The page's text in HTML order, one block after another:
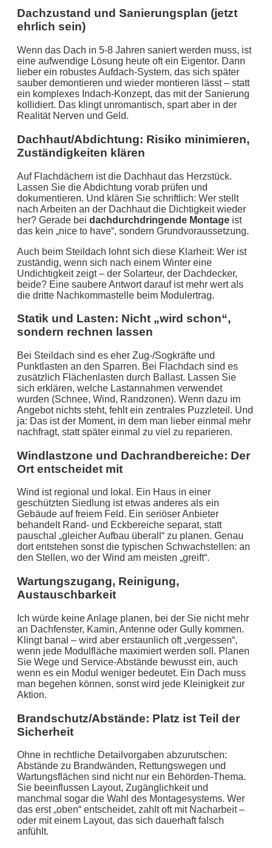
Dachzustand und Sanierungsplan (jetzt
ehrlich sein)
Wenn das Dach in 5-8 Jahren saniert werden muss, ist
eine aufwendige Lösung heute oft ein Eigentor. Dann
lieber ein robustes Aufdach-System, das sich später
sauber demontieren und wieder montieren lässt – statt
ein komplexes Indach-Konzept, das mit der Sanierung
kollidiert. Das klingt unromantisch, spart aber in der
Realität Nerven und Geld.
Dachhaut/Abdichtung: Risiko minimieren,
Zuständigkeiten klären
Auf Flachdächern ist die Dachhaut das Herzstück.
Lassen Sie die Abdichtung vorab prüfen und
dokumentieren. Und klären Sie schriftlich: Wer stellt
nach Arbeiten an der Dachhaut die Dichtigkeit wieder
her? Gerade bei dachdurchdringende Montage ist
das kein „nice to have“, sondern Grundvoraussetzung.
Auch beim Steildach lohnt sich diese Klarheit: Wer ist
zuständig, wenn sich nach einem Winter eine
Undichtigkeit zeigt – der Solarteur, der Dachdecker,
beide? Eine saubere Antwort darauf ist mehr wert als
die dritte Nachkommastelle beim Modulertrag.
Statik und Lasten: Nicht „wird schon“,
sondern rechnen lassen
Bei Steildach sind es eher Zug-/Sogkräfte und
Punktlasten an den Sparren. Bei Flachdach sind es
zusätzlich Flächenlasten durch Ballast. Lassen Sie
sich erklären, welche Lastannahmen verwendet
wurden (Schnee, Wind, Randzonen). Wenn dazu im
Angebot nichts steht, fehlt ein zentrales Puzzleteil. Und
ja: Das ist der Moment, in dem man lieber einmal mehr
nachfragt, statt später einmal zu viel zu reparieren.
Windlastzone und Dachrandbereiche: Der
Ort entscheidet mit
Wind ist regional und lokal. Ein Haus in einer
geschützten Siedlung ist etwas anderes als ein
Gebäude auf freiem Feld. Ein seriöser Anbieter
behandelt Rand- und Eckbereiche separat, statt
pauschal „gleicher Aufbau überall“ zu planen. Genau
dort entstehen sonst die typischen Schwachstellen: an
den Stellen, wo der Wind am meisten „greift“.
Wartungszugang, Reinigung,
Austauschbarkeit
Ich würde keine Anlage planen, bei der Sie nicht mehr
an Dachfenster, Kamin, Antenne oder Gully kommen.
Klingt banal – wird aber erstaunlich oft „vergessen“,
wenn jede Modulfläche maximiert werden soll. Planen
Sie Wege und Service-Abstände bewusst ein, auch
wenn es ein Modul weniger bedeutet. Ein Dach muss
man begehen können, sonst wird jede Kleinigkeit zur
Aktion.
Brandschutz/Abstände: Platz ist Teil der
Sicherheit
Ohne in rechtliche Detailvorgaben abzurutschen:
Abstände zu Brandwänden, Rettungswegen und
Wartungsflächen sind nicht nur ein Behörden-Thema.
Sie beeinflussen Layout, Zugänglichkeit und
manchmal sogar die Wahl des Montagesystems. Wer
das erst „oben“ entscheidet, zahlt oft mit Nacharbeit –
oder mit einem Layout, das sich dauerhaft falsch
anfühlt.